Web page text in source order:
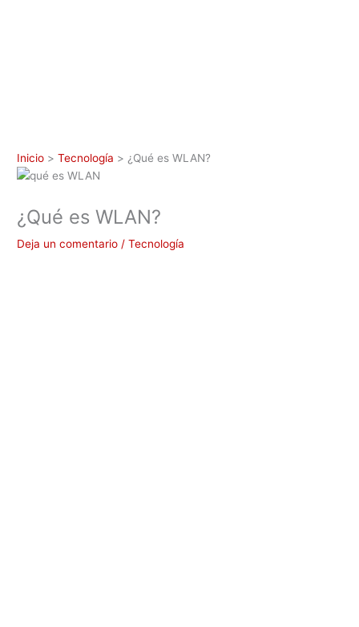
Inicio Tecnología ¿Qué es WLAN?
¿Qué es WLAN?
Deja un comentario /Tecnología